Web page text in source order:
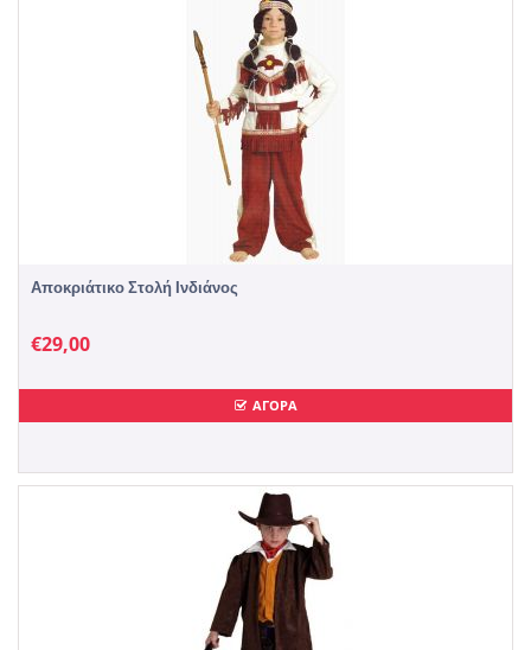
Αποκριάτικο Στολή Ινδιάνος
€29,00
ΑΓΟΡΑ